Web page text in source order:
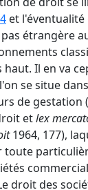
et
étrangère
Il en va
se situe
de gestation (
etlex
1964, 177),
toute
droit des